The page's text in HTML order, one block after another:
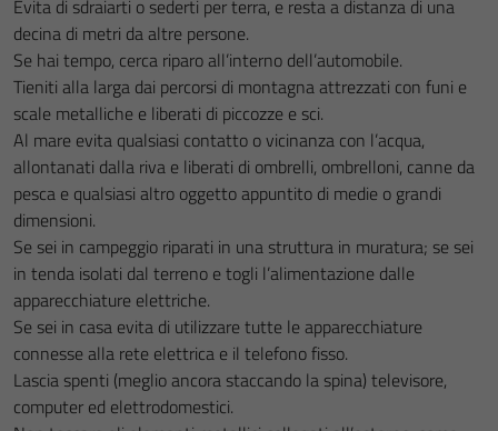
Evita di sdraiarti o sederti per terra, e resta a distanza di una
decina di metri da altre persone.
Se hai tempo, cerca riparo all’interno dell’automobile.
Tieniti alla larga dai percorsi di montagna attrezzati con funi e
scale metalliche e liberati di piccozze e sci.
Al mare evita qualsiasi contatto o vicinanza con l’acqua,
allontanati dalla riva e liberati di ombrelli, ombrelloni, canne da
pesca e qualsiasi altro oggetto appuntito di medie o grandi
dimensioni.
Se sei in campeggio riparati in una struttura in muratura; se sei
in tenda isolati dal terreno e togli l’alimentazione dalle
apparecchiature elettriche.
Se sei in casa evita di utilizzare tutte le apparecchiature
connesse alla rete elettrica e il telefono fisso.
Lascia spenti (meglio ancora staccando la spina) televisore,
computer ed elettrodomestici.